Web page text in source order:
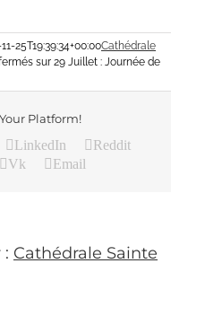
25T19:39:34+00:00Cathédrale
sur 29 Juillet : Journée de
Platform!
LinkedIn
Reddit
Vk Email
Cathédrale Sainte